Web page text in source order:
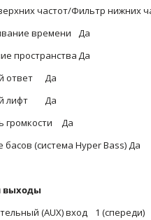
частот/Фильтр нижних
времени
Да
пространстваДа
ответ
Да
лифт
Да
громкости
Да
басов (система Hyper Bass)Да
выходы
(AUX) вход
1 (спереди)